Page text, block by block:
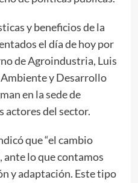
y beneficios de la
el día de hoy por
de Agroindustria, Luis
y Desarrollo
en la sede de
actores del sector.
que “el cambio
lo que contamos
y adaptación. Este tipo